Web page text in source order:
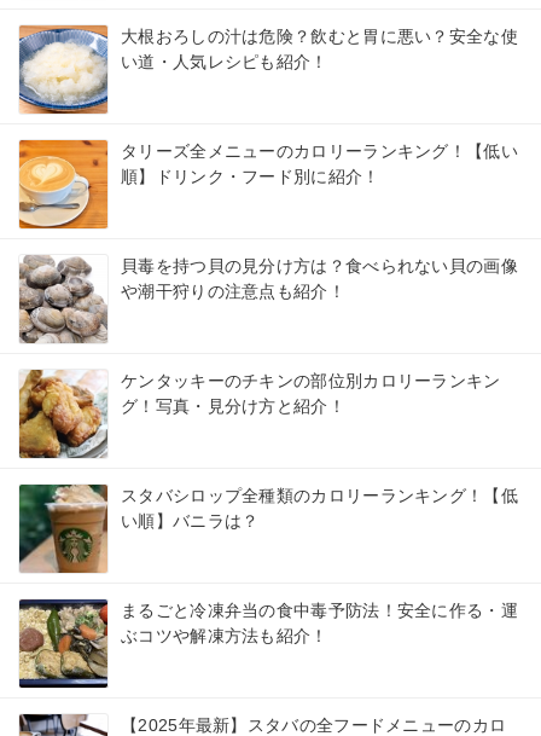
大根おろしの汁は危険？飲むと胃に悪い？安全な使
い道・人気レシピも紹介！
タリーズ全メニューのカロリーランキング！【低い
順】ドリンク・フード別に紹介！
貝毒を持つ貝の見分け方は？食べられない貝の画像
や潮干狩りの注意点も紹介！
ケンタッキーのチキンの部位別カロリーランキン
グ！写真・見分け方と紹介！
スタバシロップ全種類のカロリーランキング！【低
い順】バニラは？
まるごと冷凍弁当の食中毒予防法！安全に作る・運
ぶコツや解凍方法も紹介！
【2025年最新】スタバの全フードメニューのカロ